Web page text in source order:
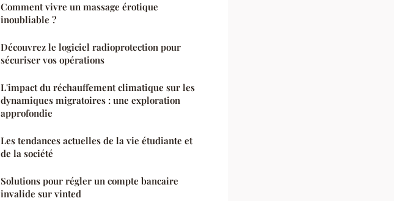
Comment vivre un massage érotique
inoubliable ?
Découvrez le logiciel radioprotection pour
sécuriser vos opérations
L'impact du réchauffement climatique sur les
dynamiques migratoires : une exploration
approfondie
Les tendances actuelles de la vie étudiante et
de la société
Solutions pour régler un compte bancaire
invalide sur vinted